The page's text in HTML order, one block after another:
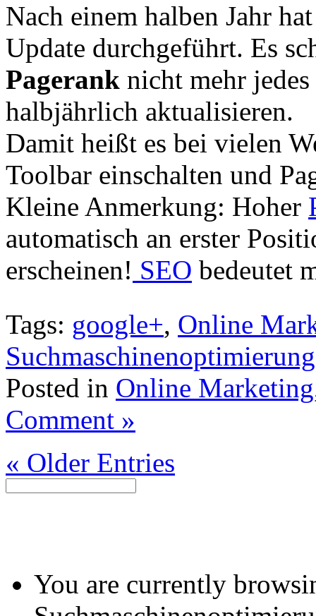
Nach einem halben Jahr
Update durchgeführt. Es
Pagerank nicht mehr
halbjährlich aktualisieren.
Damit heißt es bei vielen
Toolbar einschalten und
Kleine Anmerkung: Hoher
automatisch an erster
erscheinen! SEO bedeutet
Tags: google+, Online
Suchmaschinenoptimierung
Posted in Online Marketing
Comment »
« Older Entries
You are currently